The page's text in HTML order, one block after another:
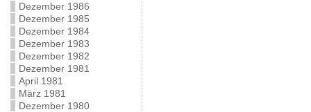
Dezember 1986
Dezember 1985
Dezember 1984
Dezember 1983
Dezember 1982
Dezember 1981
April 1981
März 1981
Dezember 1980